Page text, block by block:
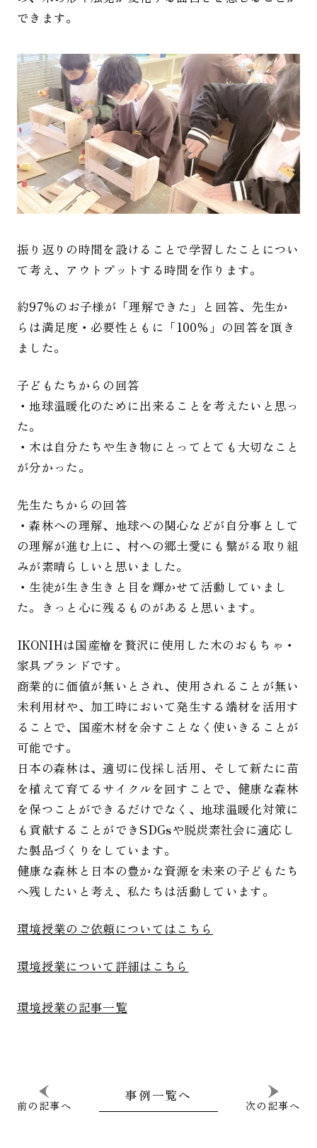
できます。
振り返りの時間を設けることで学習したことについ
て考え、アウトプットする時間を作ります。
約97％のお子様が「理解できた」と回答、先生か
らは満足度・必要性ともに「100％」の回答を頂き
ました。
子どもたちからの回答
・地球温暖化のために出来ることを考えたいと思っ
た。
・木は自分たちや生き物にとってとても大切なこと
が分かった。
先生たちからの回答
・森林への理解、地球への関心などが自分事として
の理解が進む上に、村への郷土愛にも繋がる取り組
みが素晴らしいと思いました。
・生徒が生き生きと目を輝かせて活動していまし
た。きっと心に残るものがあると思います。
IKONIHは国産檜を贅沢に使用した木のおもちゃ・
家具ブランドです。
商業的に価値が無いとされ、使用されることが無い
未利用材や、加工時において発生する端材を活用す
ることで、国産木材を余すことなく使いきることが
可能です。
日本の森林は、適切に伐採し活用、そして新たに苗
を植えて育てるサイクルを回すことで、健康な森林
を保つことができるだけでなく、地球温暖化対策に
も貢献することができSDGsや脱炭素社会に適応し
た製品づくりをしています。
健康な森林と日本の豊かな資源を未来の子どもたち
へ残したいと考え、私たちは活動しています。
環境授業のご依頼についてはこちら
環境授業について詳細はこちら
環境授業の記事一覧
前の記事へ
事例一覧へ
次の記事へ